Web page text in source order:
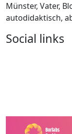
Münster, Vater,
autodidaktisch,
Social links